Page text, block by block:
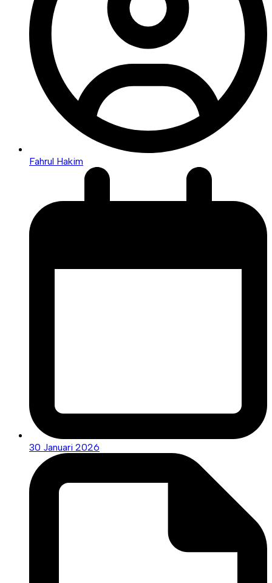
Fahrul Hakim
30 Januari 2026